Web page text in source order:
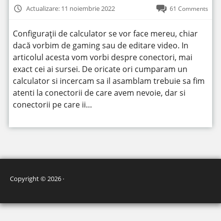
Actualizare: 11 noiembrie 2022 61 Comments
Configurații de calculator se vor face mereu, chiar
dacă vorbim de gaming sau de editare video. In
articolul acesta vom vorbi despre conectori, mai
exact cei ai sursei. De oricate ori cumparam un
calculator si incercam sa il asamblam trebuie sa fim
atenti la conectorii de care avem nevoie, dar si
conectorii pe care ii…
Copyright © 2026 ·